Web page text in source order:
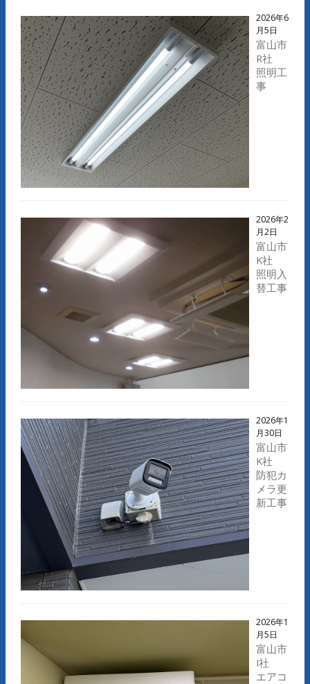
2026年6
月5日
富山市
R社
照明工
事
2026年2
月2日
富山市
K社
照明入
替工事
2026年1
月30日
富山市
K社
防犯カ
メラ更
新工事
2026年1
月5日
富山市
I社
エアコ